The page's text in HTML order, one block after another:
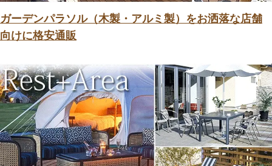
ガーデンパラソル（木製・アルミ製）をお洒落な店舗
向けに格安通販